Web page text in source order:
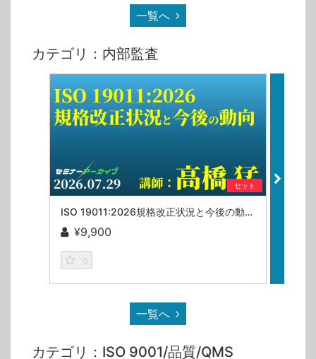
一覧へ
カテゴリ：内部監査
セット
ISO 19011:2026規格改正状況と今後の動向／高橋猛【セミナーアーカイブ】
¥9,900
0
一覧へ
カテゴリ：ISO 9001/品質/QMS